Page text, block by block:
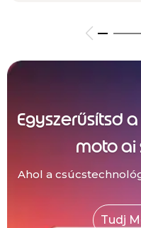
Egyszerűsítsd
moto ai
Ahol a
Tudj